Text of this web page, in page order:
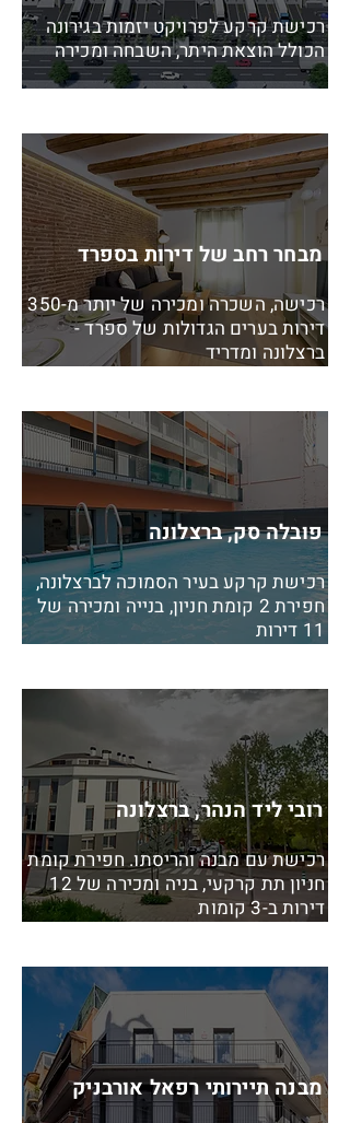
רכישת קרקע לפרויקט יזמות בגירונה
הכולל הוצאת היתר, השבחה ומכירה
מבחר רחב של דירות בספרד
רכישה, השכרה ומכירה של יותר מ-350
דירות בערים הגדולות של ספרד -
ברצלונה ומדריד
פובלה סק, ברצלונה
רכישת קרקע בעיר הסמוכה לברצלונה,
חפירת 2 קומת חניון, בנייה ומכירה של
11 דירות
רובי ליד הנהר, ברצלונה
רכישת עם מבנה והריסתו. חפירת קומת
חניון תת קרקעי, בניה ומכירה של 12
דירות ב-3 קומות
מבנה תיירותי רפאל אורבניק